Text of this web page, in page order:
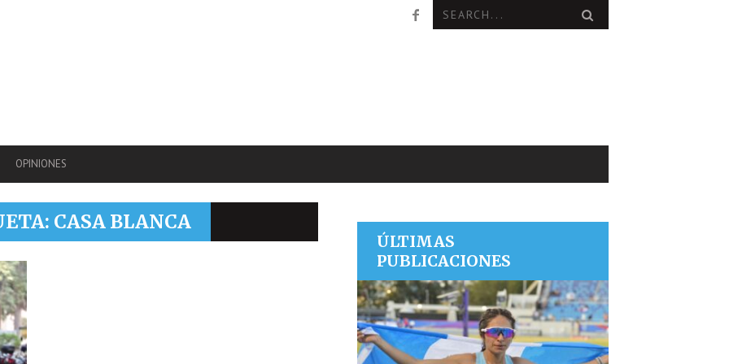
OPINIONES
CASA BLANCA
ÚLTIMAS
PUBLICACIONES